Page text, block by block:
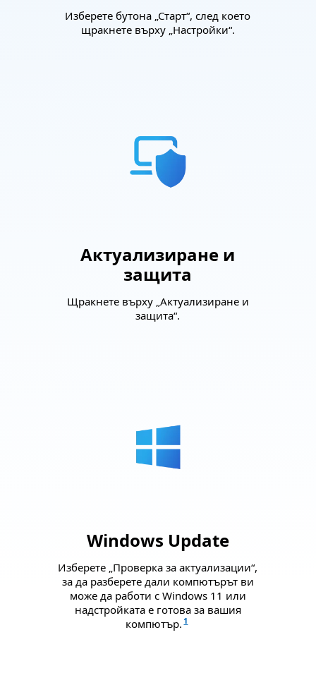
Изберете бутона „Старт“, след което
щракнете върху „Настройки“.
Актуализиране и
защита
Щракнете върху „Актуализиране и
защита“.
Windows Update
Изберете „Проверка за актуализации“,
за да разберете дали компютърът ви
може да работи с Windows 11 или
надстройката е готова за вашия
компютър. 1